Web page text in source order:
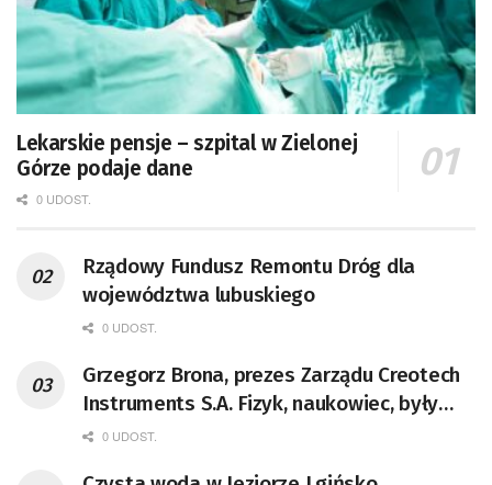
Lekarskie pensje – szpital w Zielonej
Górze podaje dane
0 UDOST.
Rządowy Fundusz Remontu Dróg dla
województwa lubuskiego
0 UDOST.
Grzegorz Brona, prezes Zarządu Creotech
Instruments S.A. Fizyk, naukowiec, były
pracownik CERN w Genewie,
0 UDOST.